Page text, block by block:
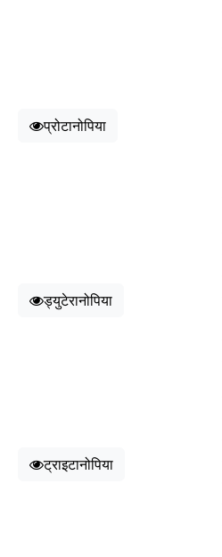
प्रोटानोपिया
ड्युटेरानोपिया
ट्राइटानोपिया